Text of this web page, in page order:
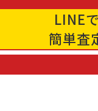
LINEで
簡単査